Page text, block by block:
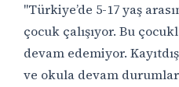
"Türkiye’de 5-17 yaş
çocuk çalışıyor. Bu
devam edemiyor.
ve okula devam